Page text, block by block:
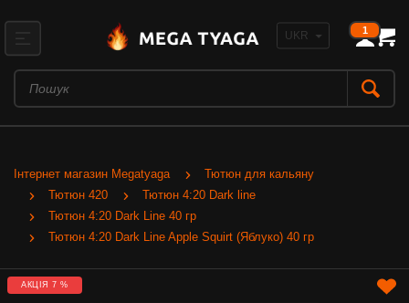
1
Інтернет магазин Megatyaga
Тютюн для кальяну
Тютюн 420
Тютюн 4:20 Dark line
Тютюн 4:20 Dark Line 40 гр
Тютюн 4:20 Dark Line Apple Squirt (Яблуко) 40 гр
АКЦІЯ 7 %